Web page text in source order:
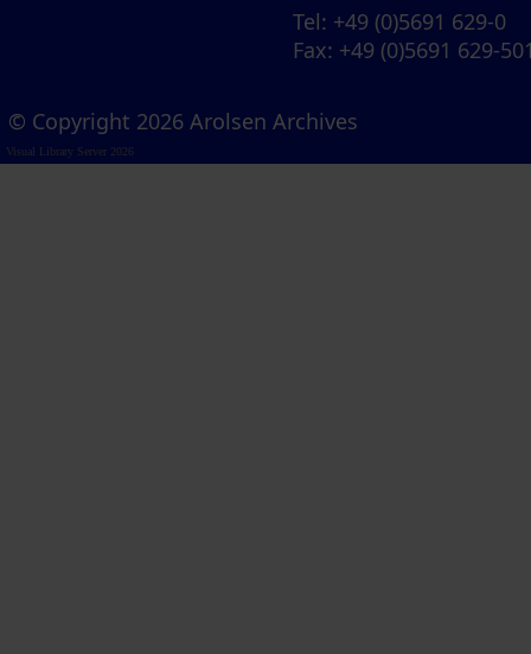
Tel: +49 (0)5691 629-0
Fax: +49 (0)5691 629-
© Copyright 2026 Arolsen Archives
Visual Library Server 2026